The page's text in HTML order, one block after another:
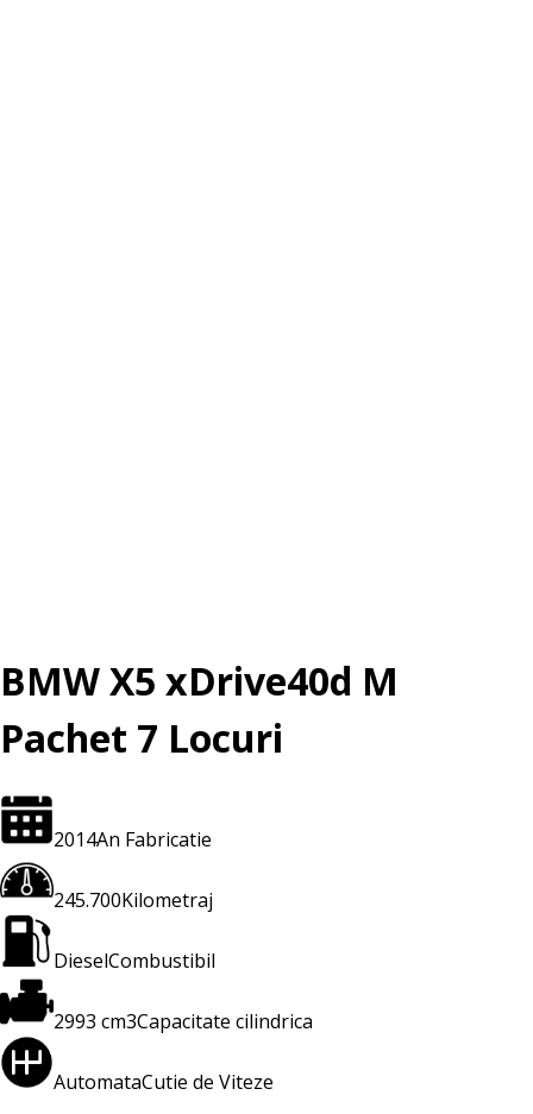
BMW X5 xDrive40d M
Pachet 7 Locuri
2014An Fabricatie
245.700Kilometraj
DieselCombustibil
2993 cm3Capacitate cilindrica
AutomataCutie de Viteze